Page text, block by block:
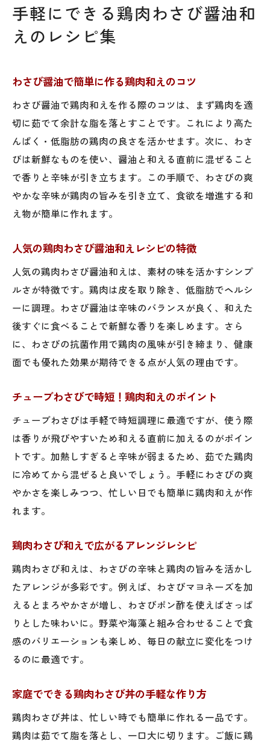
手軽にできる鶏肉わさび醤油和
えのレシピ集
わさび醤油で簡単に作る鶏肉和えのコツ
わさび醤油で鶏肉和えを作る際のコツは、まず鶏肉を適
切に茹でて余計な脂を落とすことです。これにより高た
んぱく・低脂肪の鶏肉の良さを活かせます。次に、わさ
びは新鮮なものを使い、醤油と和える直前に混ぜること
で香りと辛味が引き立ちます。この手順で、わさびの爽
やかな辛味が鶏肉の旨みを引き立て、食欲を増進する和
え物が簡単に作れます。
人気の鶏肉わさび醤油和えレシピの特徴
人気の鶏肉わさび醤油和えは、素材の味を活かすシンプ
ルさが特徴です。鶏肉は皮を取り除き、低脂肪でヘルシ
ーに調理。わさび醤油は辛味のバランスが良く、和えた
後すぐに食べることで新鮮な香りを楽しめます。さら
に、わさびの抗菌作用で鶏肉の風味が引き締まり、健康
面でも優れた効果が期待できる点が人気の理由です。
チューブわさびで時短！鶏肉和えのポイント
チューブわさびは手軽で時短調理に最適ですが、使う際
は香りが飛びやすいため和える直前に加えるのがポイン
トです。加熱しすぎると辛味が弱まるため、茹でた鶏肉
に冷めてから混ぜると良いでしょう。手軽にわさびの爽
やかさを楽しみつつ、忙しい日でも簡単に鶏肉和えが作
れます。
鶏肉わさび和えで広がるアレンジレシピ
鶏肉わさび和えは、わさびの辛味と鶏肉の旨みを活かし
たアレンジが多彩です。例えば、わさびマヨネーズを加
えるとまろやかさが増し、わさびポン酢を使えばさっぱ
りとした味わいに。野菜や海藻と組み合わせることで食
感のバリエーションも楽しめ、毎日の献立に変化をつけ
るのに最適です。
家庭でできる鶏肉わさび丼の手軽な作り方
鶏肉わさび丼は、忙しい時でも簡単に作れる一品です。
鶏肉は茹でて脂を落とし、一口大に切ります。ご飯に鶏